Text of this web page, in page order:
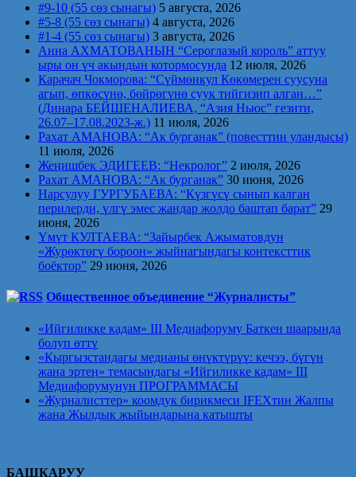
#9-10 (55 сөз сынагы) 5 августа, 2026
#5-8 (55 сөз сынагы) 4 августа, 2026
#1-4 (55 сөз сынагы) 3 августа, 2026
Анна АХМАТОВАНЫН “Сероглазый король” аттуу
ыры он үч акындын котормосунда 12 июля, 2026
Карачач Чокморова: “Сүймөнкул Көкөмерен суусуна
агып, өпкөсүнө, бөйрөгүнө суук тийгизип алган…”
(Динара БЕЙШЕНАЛИЕВА, “Азия Ньюс” гезити,
26.07–17.08.2023-ж.) 11 июля, 2026
Рахат АМАНОВА: “Ак бурганак” (повесттин уландысы)
11 июля, 2026
Жеңишбек ЭДИГЕЕВ: “Некролог” 2 июля, 2026
Рахат АМАНОВА: “Ак бурганак” 30 июня, 2026
Нарсулуу ГУРГУБАЕВА: “Күзгүсү сынып калган
перилерди, үлгү эмес жандар жолдо баштап барат” 29
июня, 2026
Үмүт КУЛТАЕВА: “Зайырбек Ажыматовдун
«Журөктөгү бороон» жыйнагындагы контексттик
боёктор” 29 июня, 2026
Общественное объединение “Журналисты”
«Ийгиликке кадам» III Медиафоруму Баткен шаарында
болуп өттү
«Кыргызстандагы медианы өнүктүрүү: кечээ, бүгүн
жана эртеӊ» темасындагы «Ийгиликке кадам» III
Медиафорумунун ПРОГРАММАСЫ
«Журналисттер» коомдук бирикмеси IFEXтин Жалпы
жана Жылдык жыйындарына катышты
БАШКАРУУ